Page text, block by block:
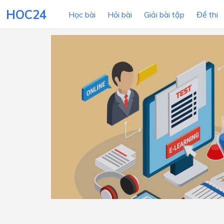
HOC24 Học bài Hỏi bài Giải bài tập Đề thi
LỚP HỌC
Lớp 12
Lớp 8
Lớp 7